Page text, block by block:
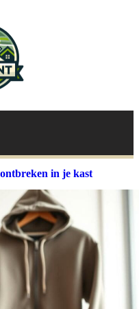
in je kast